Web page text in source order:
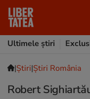
Ultimele știri
|Ştiri|Știri România
Robert